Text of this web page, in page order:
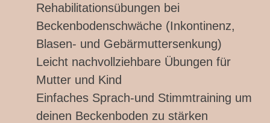
Rehabilitationsübungen bei
Beckenbodenschwäche (Inkontinenz,
Blasen- und Gebärmuttersenkung)
Leicht nachvollziehbare Übungen für
Mutter und Kind
Einfaches Sprach-und Stimmtraining um
deinen Beckenboden zu stärken